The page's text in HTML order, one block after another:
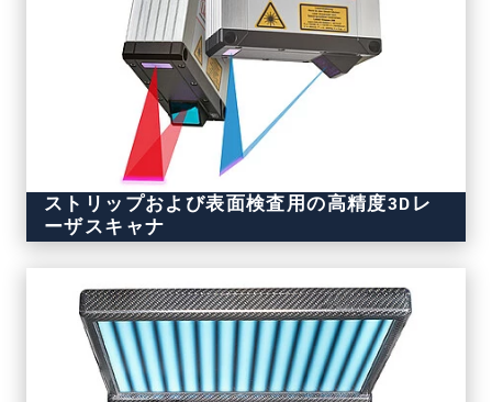
ストリップおよび表面検査用の高精度3Dレ
ーザスキャナ